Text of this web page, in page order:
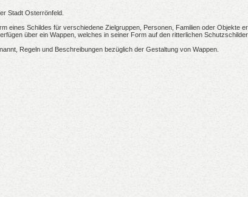
Stadt Osterrönfeld.
eines Schildes für verschiedene Zielgruppen, Personen, Familien oder Objekte
über ein Wappen, welches in seiner Form auf den ritterlichen
Regeln und Beschreibungen bezüglich der Gestaltung von Wappen.